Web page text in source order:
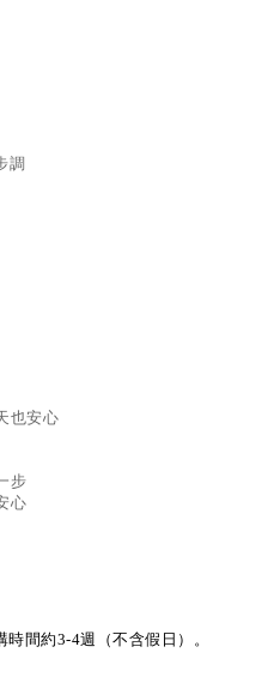
調
也安心
步
心
時間約3-4週（不含假日）。